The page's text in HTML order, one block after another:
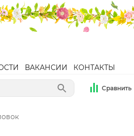
ВАКАНСИИ КОНТАКТЫ
Сравнить